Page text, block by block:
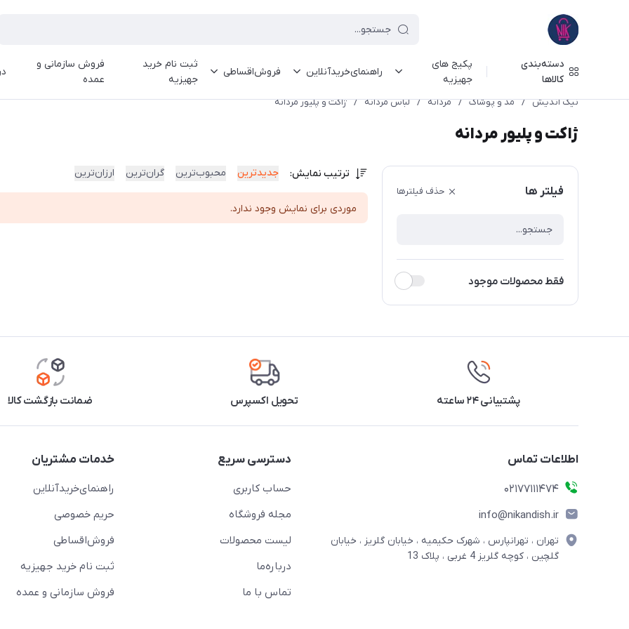
دسته‌بندی
کالاها
پکیج های
جهیزیه
راهنمای‌خرید‌آنلاین فروش‌اقساطی
ثبت نام خرید
جهیزیه
فروش سازمانی و
عمده
نیک اندیش / مد و پوشاک / مردانه / لباس مردانه / ژاکت و پلیور مردانه
ژاکت و پلیور مردانه
فیلتر ها حذف فیلترها
فقط محصولات موجود
ترتیب نمایش: جدیدترین محبوب‌ترین گران‌ترین ارزان‌ترین
موردی برای نمایش وجود ندارد.
پشتیبانی ۲۴ ساعته تحویل اکسپرس ضمانت بازگشت کالا
اطلاعات تماس
02177111474
info@nikandish.ir
تهران ، تهرانپارس ، شهرک حکیمیه ، خیابان گلریز ، خیابان
گلچین ، کوچه گلریز 4 غربی ، پلاک 13
دسترسی سریع
حساب کاربری
مجله فروشگاه
لیست محصولات
درباره‌ما
تماس با ما
خدمات مشتریان
راهنمای‌خرید‌آنلاین
حریم خصوصی
فروش‌اقساطی
ثبت نام خرید جهیزیه
فروش سازمانی و عمده